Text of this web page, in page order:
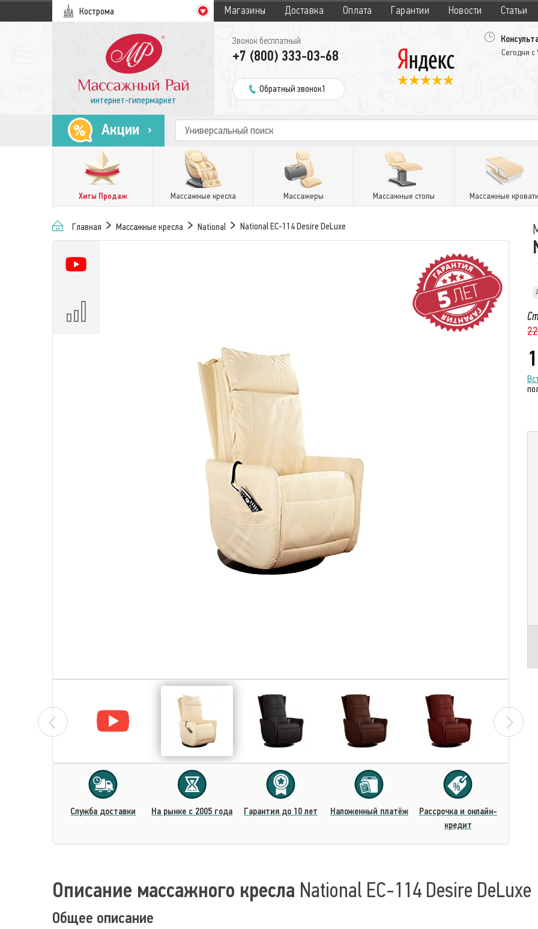
Кострома Магазины Доставка Оплата Гарантии Новости Статьи
интернет-гипермаркет
Звонок бесплатный
+7 (800) 333-03-68
Обратный звонок1
Сегодня с
Акции
Хиты Продаж Массажные кресла Массажеры Массажные столы Массажные
Главная Массажные кресла National National EC-114 Desire DeLuxe
Cлужба доставки На рынке с 2005 года Гарантия до 10 лет Наложенный платёж
Рассрочка и онлайн-
кредит
Описание массажного кресла National EC-114 Desire DeLuxe
Общее описание